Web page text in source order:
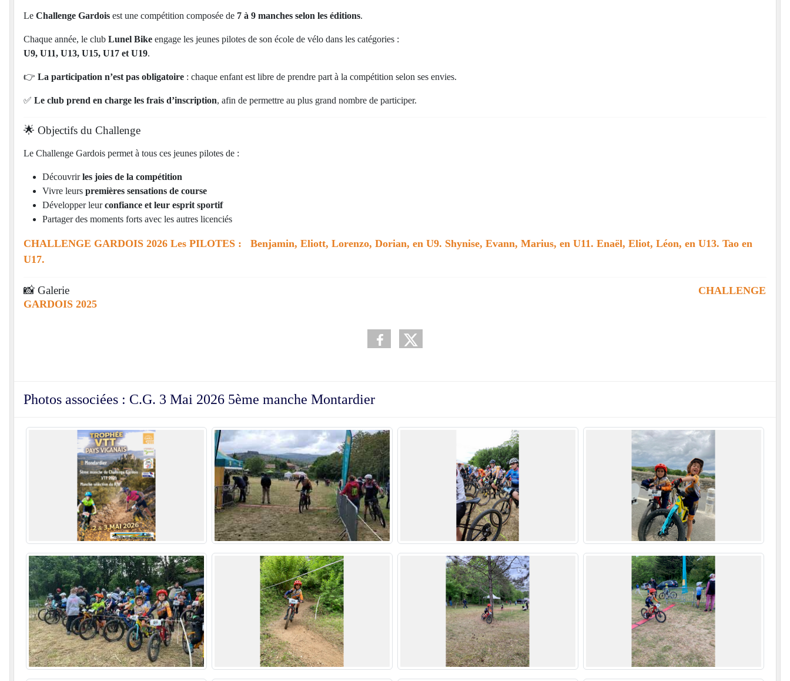
Le Challenge Gardois est une compétition composée de 7 à 9 manches selon les éditions.
Chaque année, le club Lunel Bike engage les jeunes pilotes de son école de vélo dans les catégories :
U9, U11, U13, U15, U17 et U19.
👉 La participation n’est pas obligatoire : chaque enfant est libre de prendre part à la compétition selon ses envies.
✅ Le club prend en charge les frais d’inscription, afin de permettre au plus grand nombre de participer.
🌟 Objectifs du Challenge
Le Challenge Gardois permet à tous ces jeunes pilotes de :
Découvrirles joies de la compétition
Vivre leurs premières sensations de course
Développer leurconfiance et leur esprit sportif
Partager des moments forts avec les autres licenciés
CHALLENGE GARDOIS 2026 Les PILOTES :
Benjamin, Eliott, Lorenzo, Dorian, en U9. Shynise, Evann, Marius, en U11. Enaël, Eliot, Léon, en U13. Tao en
U17.
📸 Galerie
CHALLENGE
GARDOIS 2025
Photos associées : C.G. 3 Mai 2026 5ème manche Montardier